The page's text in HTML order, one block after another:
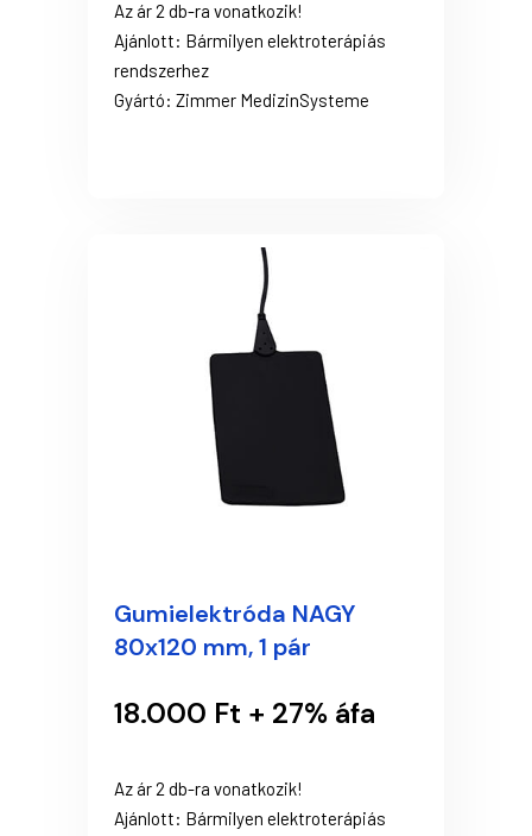
Az ár 2 db-ra vonatkozik!
Ajánlott: Bármilyen elektroterápiás
rendszerhez
Gyártó: Zimmer MedizinSysteme
Gumielektróda NAGY
80x120 mm, 1 pár
18.000 Ft + 27% áfa
Az ár 2 db-ra vonatkozik!
Ajánlott: Bármilyen elektroterápiás